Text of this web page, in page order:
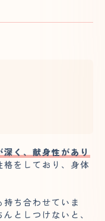
く、献身性があり
をしており、身体
ち合わせていま
としつけないと、